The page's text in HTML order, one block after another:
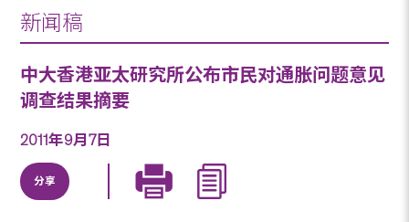
新闻稿
中大香港亚太研究所公布市民对通胀问题意见
调查结果摘要
2011年9月7日
分享